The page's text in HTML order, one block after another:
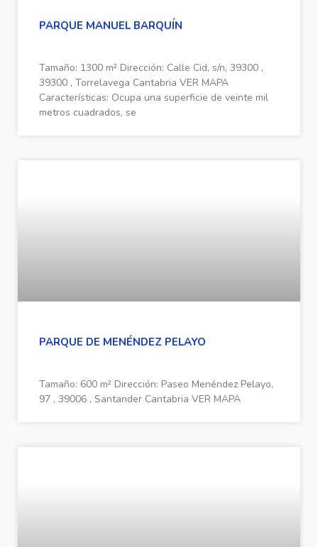
PARQUE MANUEL BARQUÍN
Tamaño: 1300 m² Dirección: Calle Cid, s/n, 39300 ,
39300 , Torrelavega Cantabria VER MAPA
Características: Ocupa una superficie de veinte mil
metros cuadrados, se
PARQUE DE MENÉNDEZ PELAYO
Tamaño: 600 m² Dirección: Paseo Menéndez Pelayo,
97 , 39006 , Santander Cantabria VER MAPA